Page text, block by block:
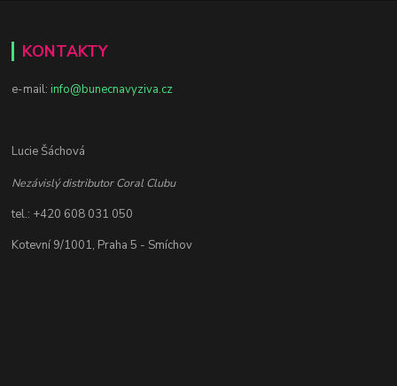
KONTAKTY
e-mail:info@bunecnavyziva.cz
Lucie Šáchová
Nezávislý distributor Coral Clubu
tel.: +420 608 031 050
Kotevní 9/1001, Praha 5 - Smíchov